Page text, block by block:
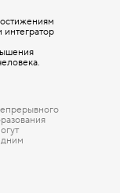
интегратор